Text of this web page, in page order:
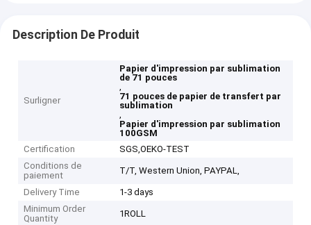
Description De Produit
Surligner
Papier d'impression par sublimation
de 71 pouces
,
71 pouces de papier de transfert par
sublimation
,
Papier d'impression par sublimation
100GSM
Certification
SGS,OEKO-TEST
Conditions de
paiement
T/T, Western Union, PAYPAL,
Delivery Time
1-3 days
Minimum Order
Quantity
1ROLL